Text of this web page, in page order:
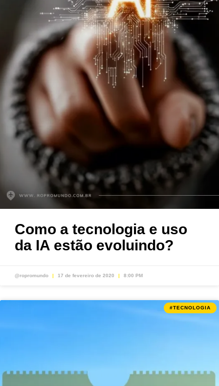
Como a tecnologia e uso
da IA estão evoluindo?
@ropromundo 17 de fevereiro de 2020 8:00 PM
#TECNOLOGIA